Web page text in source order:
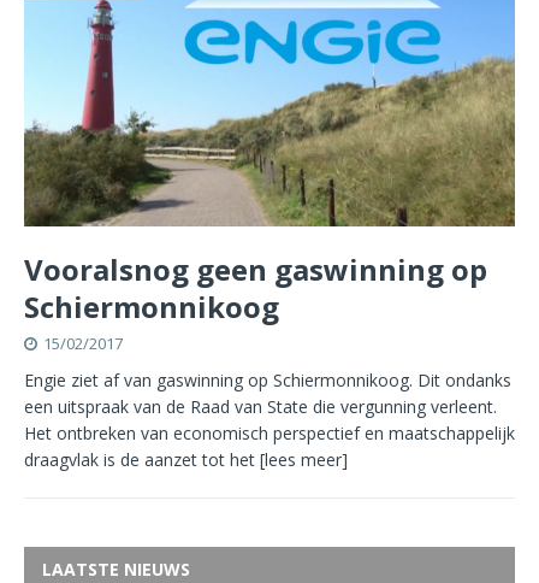
Vooralsnog geen gaswinning op
Schiermonnikoog
15/02/2017
Engie ziet af van gaswinning op Schiermonnikoog. Dit ondanks
een uitspraak van de Raad van State die vergunning verleent.
Het ontbreken van economisch perspectief en maatschappelijk
draagvlak is de aanzet tot het [lees meer]
LAATSTE NIEUWS